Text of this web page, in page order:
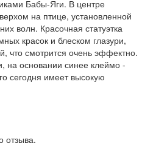
Бабы-Яги. В центре
на птице, установленной
волн. Красочная статуэтка
красок и блеском глазури,
что смотрится очень эффектно.
на основании синее клеймо -
сегодня имеет высокую
отзыва.